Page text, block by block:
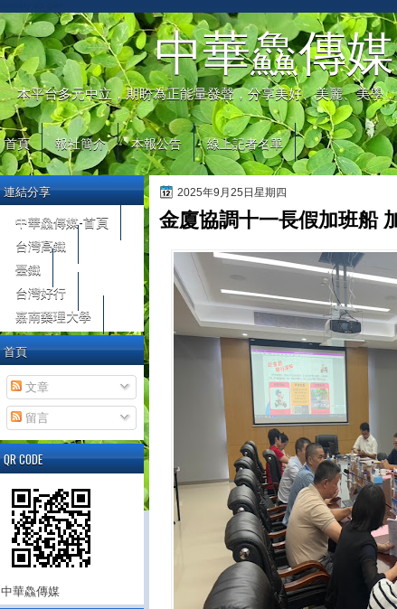
中華鱻傳媒
本平台多元中立，期盼為正能量發聲，分享美好、美麗、美學
首頁 報社簡介 本報公告 線上記者名單
2025年9月25日星期四
金廈協調十一長假加班船
連結分享
中華鱻傳媒-首頁
台灣高鐵
臺鐵
台灣好行
嘉南藥理大學
首頁
文章
留言
QR CODE
中華鱻傳媒